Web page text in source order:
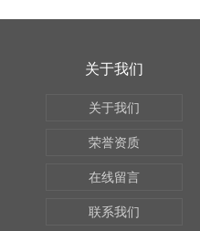
关于我们
关于我们
荣誉资质
在线留言
联系我们